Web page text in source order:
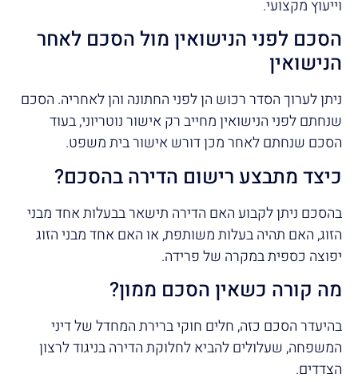
וייעוץ מקצועי.
הסכם לפני הנישואין מול הסכם לאחר
הנישואין
ניתן לערוך הסדר רכוש הן לפני החתונה והן לאחריה. הסכם
שנחתם לפני הנישואין מחייב רק אישור נוטריוני, בעוד
הסכם שנחתם לאחר מכן דורש אישור בית משפט.
כיצד מתבצע רישום הדירה בהסכם?
בהסכם ניתן לקבוע האם הדירה תישאר בבעלות אחד מבני
הזוג, האם תהיה בעלות משותפת, או האם אחד מבני הזוג
יפוצה כספית במקרה של פרידה.
מה קורה כשאין הסכם ממון?
בהיעדר הסכם כזה, חלים חוקי ברירת המחדל של דיני
המשפחה, שעלולים להביא לחלוקת הדירה בניגוד לרצון
הצדדים.